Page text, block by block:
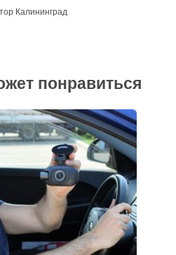
Калининград
понравиться